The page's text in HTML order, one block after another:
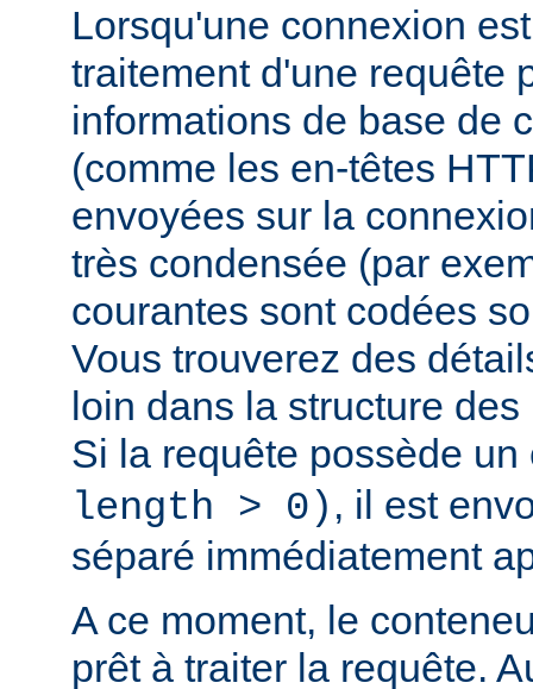
Lorsqu'une connexion
traitement d'une requête
informations de base de
(comme les en-têtes
envoyées sur la
très condensée (par
courantes sont codées
Vous trouverez des
loin dans la structure
Si la requête possède
length > 0) , il est
séparé immédiatement
A ce moment, le
prêt à traiter la requête.